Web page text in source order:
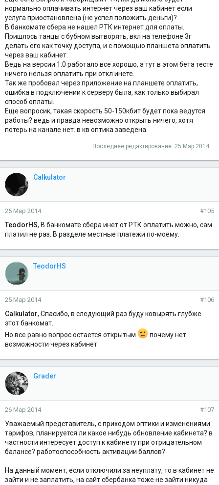
нормально оплачивать интернет через ваш кабинет если
услуга приостановлена (не успел положить деньги)?
В банкомате сбера не нашел РТК интернет для оплаты.
Пришлось танцы с бубном вытворять, вкл на телефоне 3г
делать его как точку доступа, и с помощью планшета оплатить
через ваш кабинет.
Ведь на версии 1.0 работало все хорошо, а тут в этом бета тесте
ничего нельзя оплатить при откл инете.
Так же пробовал через приложение на планшете оплатить,
ошибка в подключении к серверу была, как только выбирал
способ оплаты.
Еще вопросик, такая скорость 50-150кбит будет пока ведутся
работы? ведь и правда невозможно открыть ничего, хотя
потерь на канале нет. в кв оптика заведена.
Последнее редактирование: 25 Мар 2014
Calkulator
25 Мар 2014 #105
TeodorHS, В банкомате сбера инет от РТК оплатить можно, сам
платил не раз. В разделе местные платежи по-моему.
TeodorHS
25 Мар 2014 #106
Calkulator, Спасибо, в следующий раз буду ковырять глубже
этот банкомат.
Но все равно вопрос остается открытым
почему нет
возможности через кабинет.
Grader
26 Мар 2014 #107
Уважаемый представитель, с приходом оптики и изменениями
тарифов, планируется ли какое нибудь обновление кабинета? в
частности интересует доступ к кабинету при отрицательном
балансе? работоспособность активации баллов?
На данный момент, если отключили за неуплату, то в кабинет не
зайти и не заплатить, на сайт сбербанка тоже не зайти никуда